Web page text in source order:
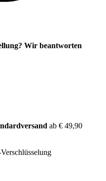
Wir beantworten
ab € 49,90